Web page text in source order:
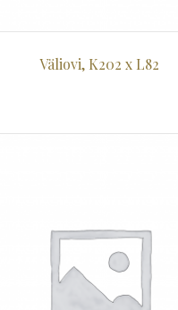
Väliovi, K202 x L82